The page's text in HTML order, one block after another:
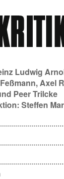
Ludwig
,Axel
Peer Trilcke
Steffen